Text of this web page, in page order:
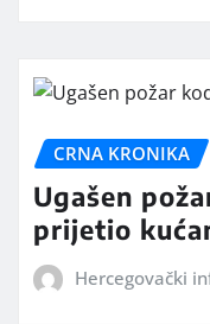
CRNA KRONIKA
Ugašen
prijetio
Hercegovački